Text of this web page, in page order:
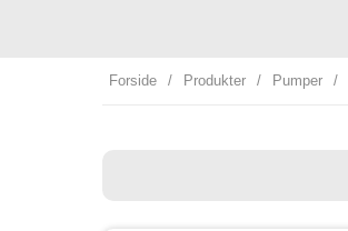
Forside / Produkter / Pumper /